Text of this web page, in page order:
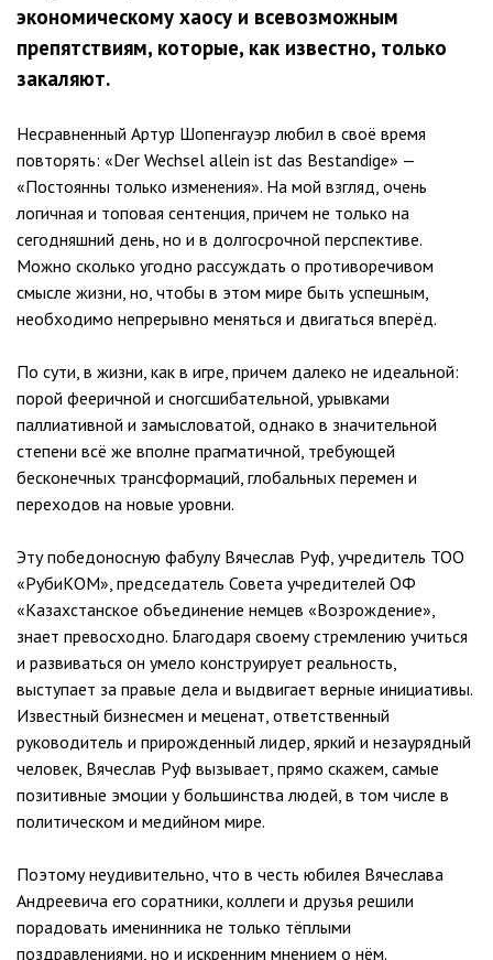
экономическому хаосу и всевозможным
препятствиям, которые, как известно, только
закаляют.
Несравненный Артур Шопенгауэр любил в своё время
повторять: «Der Wechsel allein ist das Bestandige» —
«Постоянны только изменения». На мой взгляд, очень
логичная и топовая сентенция, причем не только на
сегодняшний день, но и в долгосрочной перспективе.
Можно сколько угодно рассуждать о противоречивом
смысле жизни, но, чтобы в этом мире быть успешным,
необходимо непрерывно меняться и двигаться вперёд.
По сути, в жизни, как в игре, причем далеко не идеальной:
порой фееричной и сногсшибательной, урывками
паллиативной и замысловатой, однако в значительной
степени всё же вполне прагматичной, требующей
бесконечных трансформаций, глобальных перемен и
переходов на новые уровни.
Эту победоносную фабулу Вячеслав Руф, учредитель ТОО
«РубиКОМ», председатель Совета учредителей ОФ
«Казахстанское объединение немцев «Возрождение»,
знает превосходно. Благодаря своему стремлению учиться
и развиваться он умело конструирует реальность,
выступает за правые дела и выдвигает верные инициативы.
Известный бизнесмен и меценат, ответственный
руководитель и прирожденный лидер, яркий и незаурядный
человек, Вячеслав Руф вызывает, прямо скажем, самые
позитивные эмоции у большинства людей, в том числе в
политическом и медийном мире.
Поэтому неудивительно, что в честь юбилея Вячеслава
Андреевича его соратники, коллеги и друзья решили
порадовать именинника не только тёплыми
поздравлениями, но и искренним мнением о нём.